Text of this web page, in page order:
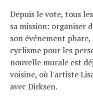
Depuis le vote, tous
sa mission: organiser
son événement
cyclisme pour les
nouvelle murale est
voisine, où l'artiste
avec Dirksen.